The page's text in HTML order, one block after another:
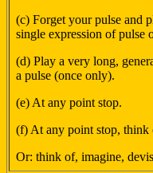
(c) Forget your pulse and
single expression of pulse
(d) Play a very long,
a pulse (once only).
(e) At any point stop.
(f) At any point stop, think
Or: think of, imagine,